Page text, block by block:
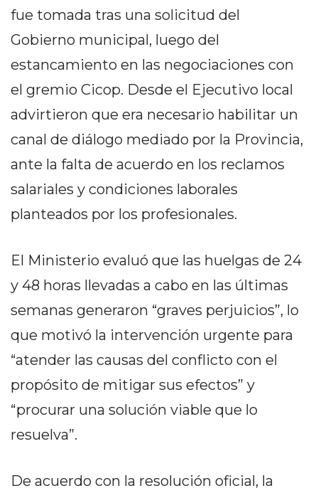
DEFINITIVA PARA
RESTAURANTES Y
DELIVERIES
CÓMO ORGANIZAR LOS
PEDIDOS DE DELIVERY
POR WHATSAPP SIN QUE
AYUDA
TÉRMINOS
Y
POLÍTICAS
DE
PRIVACIDAD
fue tomada tras una solicitud del
Gobierno municipal, luego del
estancamiento en las negociaciones con
el gremio Cicop. Desde el Ejecutivo local
advirtieron que era necesario habilitar un
canal de diálogo mediado por la Provincia,
ante la falta de acuerdo en los reclamos
salariales y condiciones laborales
planteados por los profesionales.
El Ministerio evaluó que las huelgas de 24
y 48 horas llevadas a cabo en las últimas
semanas generaron “graves perjuicios”, lo
que motivó la intervención urgente para
“atender las causas del conflicto con el
propósito de mitigar sus efectos” y
“procurar una solución viable que lo
resuelva”.
De acuerdo con la resolución oficial, la